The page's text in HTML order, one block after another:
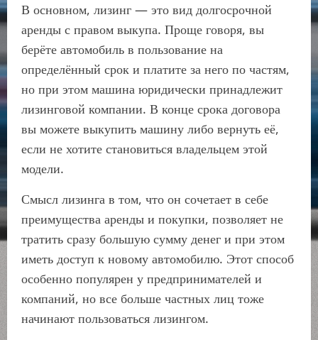
В основном, лизинг — это вид долгосрочной
аренды с правом выкупа. Проще говоря, вы
берёте автомобиль в пользование на
определённый срок и платите за него по частям,
но при этом машина юридически принадлежит
лизинговой компании. В конце срока договора
вы можете выкупить машину либо вернуть её,
если не хотите становиться владельцем этой
модели.
Смысл лизинга в том, что он сочетает в себе
преимущества аренды и покупки, позволяет не
тратить сразу большую сумму денег и при этом
иметь доступ к новому автомобилю. Этот способ
особенно популярен у предпринимателей и
компаний, но все больше частных лиц тоже
начинают пользоваться лизингом.